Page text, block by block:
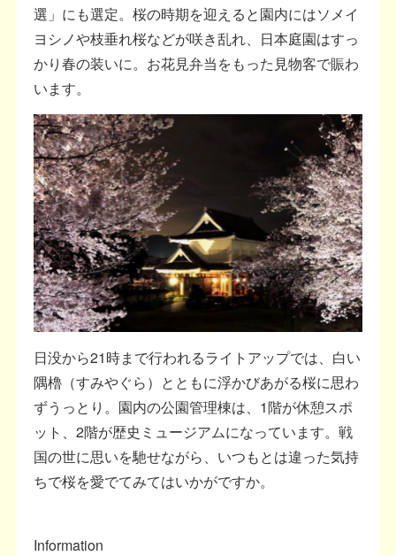
選」にも選定。桜の時期を迎えると園内にはソメイ
ヨシノや枝垂れ桜などが咲き乱れ、日本庭園はすっ
かり春の装いに。お花見弁当をもった見物客で賑わ
います。
日没から21時まで行われるライトアップでは、白い
隅櫓（すみやぐら）とともに浮かびあがる桜に思わ
ずうっとり。園内の公園管理棟は、1階が休憩スポ
ット、2階が歴史ミュージアムになっています。戦
国の世に思いを馳せながら、いつもとは違った気持
ちで桜を愛でてみてはいかがですか。
Information